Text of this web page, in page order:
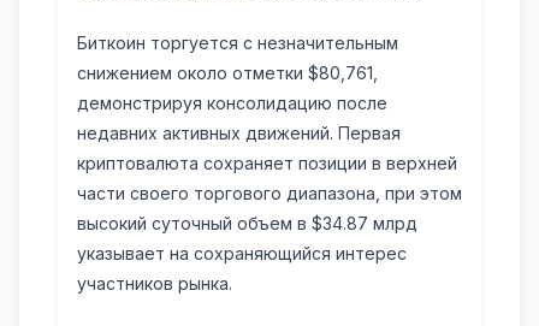
Биткоин торгуется с незначительным
снижением около отметки $80,761,
демонстрируя консолидацию после
недавних активных движений. Первая
криптовалюта сохраняет позиции в верхней
части своего торгового диапазона, при этом
высокий суточный объем в $34.87 млрд
указывает на сохраняющийся интерес
участников рынка.